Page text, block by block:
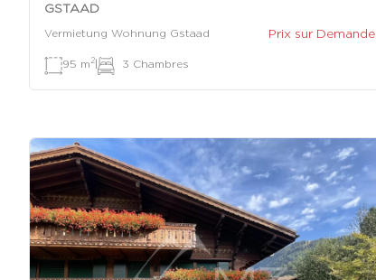
GSTAAD
Vermietung Wohnung Gstaad Prix sur Demande
95 m 2| 3 Chambres